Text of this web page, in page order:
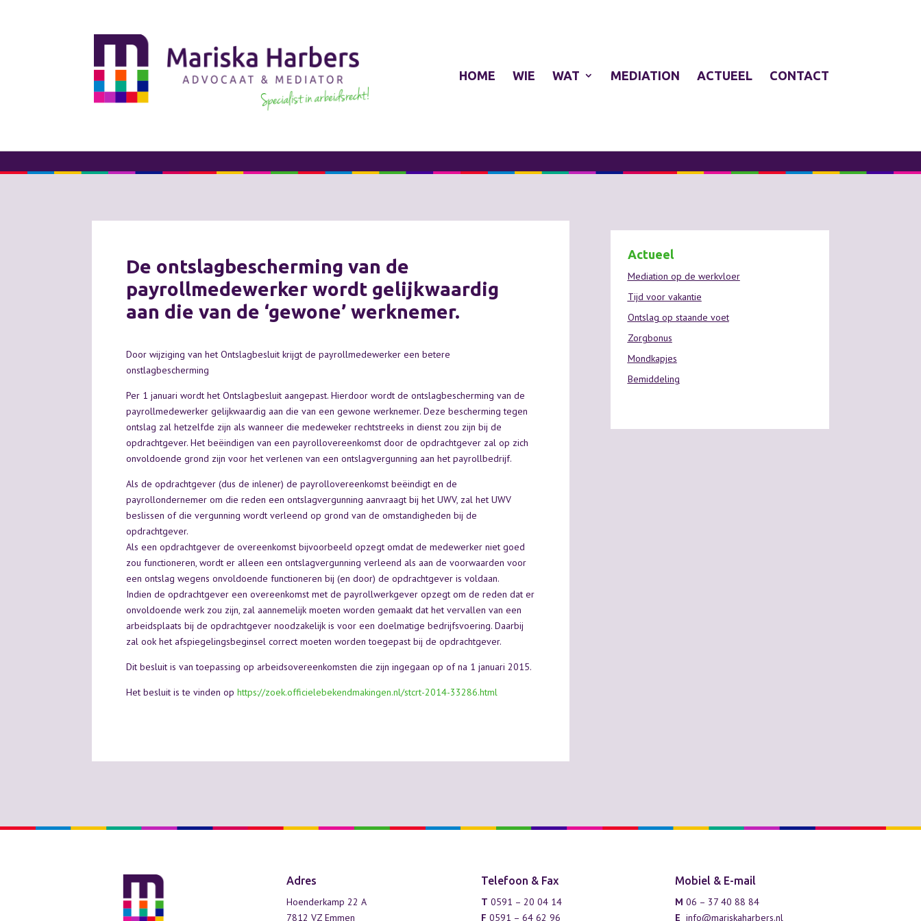
HOME WIE WAT MEDIATION ACTUEEL CONTACT
De ontslagbescherming van de
payrollmedewerker wordt gelijkwaardig
aan die van de ‘gewone’ werknemer.
Door wijziging van het Ontslagbesluit krijgt de payrollmedewerker een betere
onstlagbescherming
Per 1 januari wordt het Ontslagbesluit aangepast. Hierdoor wordt de ontslagbescherming van de
payrollmedewerker gelijkwaardig aan die van een gewone werknemer. Deze bescherming tegen
ontslag zal hetzelfde zijn als wanneer die medeweker rechtstreeks in dienst zou zijn bij de
opdrachtgever. Het beëindigen van een payrollovereenkomst door de opdrachtgever zal op zich
onvoldoende grond zijn voor het verlenen van een ontslagvergunning aan het payrollbedrijf.
Als de opdrachtgever (dus de inlener) de payrollovereenkomst beëindigt en de
payrollondernemer om die reden een ontslagvergunning aanvraagt bij het UWV, zal het UWV
beslissen of die vergunning wordt verleend op grond van de omstandigheden bij de
opdrachtgever.
Als een opdrachtgever de overeenkomst bijvoorbeeld opzegt omdat de medewerker niet goed
zou functioneren, wordt er alleen een ontslagvergunning verleend als aan de voorwaarden voor
een ontslag wegens onvoldoende functioneren bij (en door) de opdrachtgever is voldaan.
Indien de opdrachtgever een overeenkomst met de payrollwerkgever opzegt om de reden dat er
onvoldoende werk zou zijn, zal aannemelijk moeten worden gemaakt dat het vervallen van een
arbeidsplaats bij de opdrachtgever noodzakelijk is voor een doelmatige bedrijfsvoering. Daarbij
zal ook het afspiegelingsbeginsel correct moeten worden toegepast bij de opdrachtgever.
Dit besluit is van toepassing op arbeidsovereenkomsten die zijn ingegaan op of na 1 januari 2015.
Het besluit is te vinden ophttps://zoek.officielebekendmakingen.nl/stcrt-2014-33286.html
Actueel
Mediation op de werkvloer
Tijd voor vakantie
Ontslag op staande voet
Zorgbonus
Mondkapjes
Bemiddeling
Adres
Hoenderkamp 22 A
7812 VZ Emmen
Telefoon & Fax
T 0591 – 20 04 14
F 0591 – 64 62 96
Mobiel & E-mail
M 06 – 37 40 88 84
E info@mariskaharbers.nl